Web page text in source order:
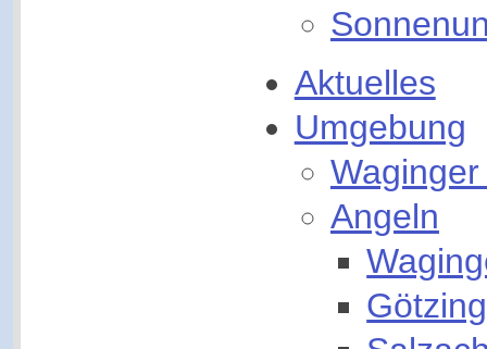
Aktuelles
Umgebung
Angeln